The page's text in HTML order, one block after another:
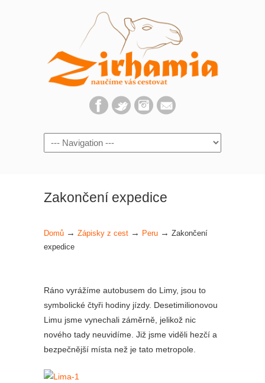
Navigation
Zakončení expedice
Domů → Zápisky z cest → Peru → Zakončení
expedice
Ráno vyrážíme autobusem do Limy, jsou to
symbolické čtyři hodiny jízdy. Desetimilionovou
Limu jsme vynechali záměrně, jelikož nic
nového tady neuvidíme. Již jsme viděli hezčí a
bezpečnější místa než je tato metropole.